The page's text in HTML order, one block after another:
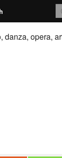
danza, opera,